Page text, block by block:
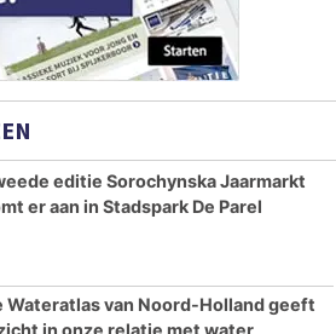
editie Sorochynska Jaarmarkt
er aan in Stadspark De Parel
Wateratlas van Noord-Holland geeft